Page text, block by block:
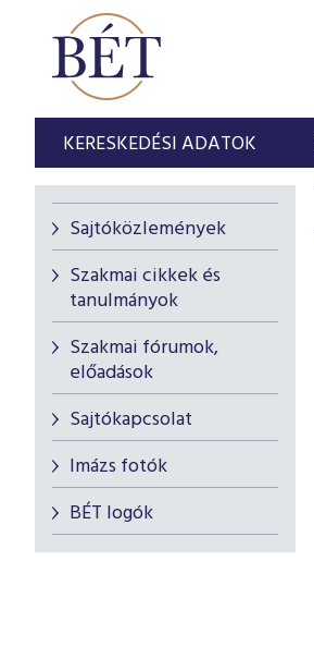
KERESKEDÉSI ADATOK
Sajtóközlemények
Szakmai cikkek és
tanulmányok
Szakmai fórumok,
előadások
Sajtókapcsolat
Imázs fotók
BÉT logók